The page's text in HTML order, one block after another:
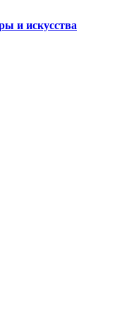
и искусства